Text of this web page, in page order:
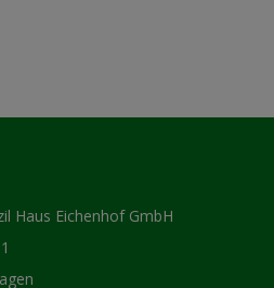
Haus Eichenhof GmbH